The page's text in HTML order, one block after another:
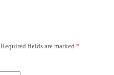
Required fields are marked *